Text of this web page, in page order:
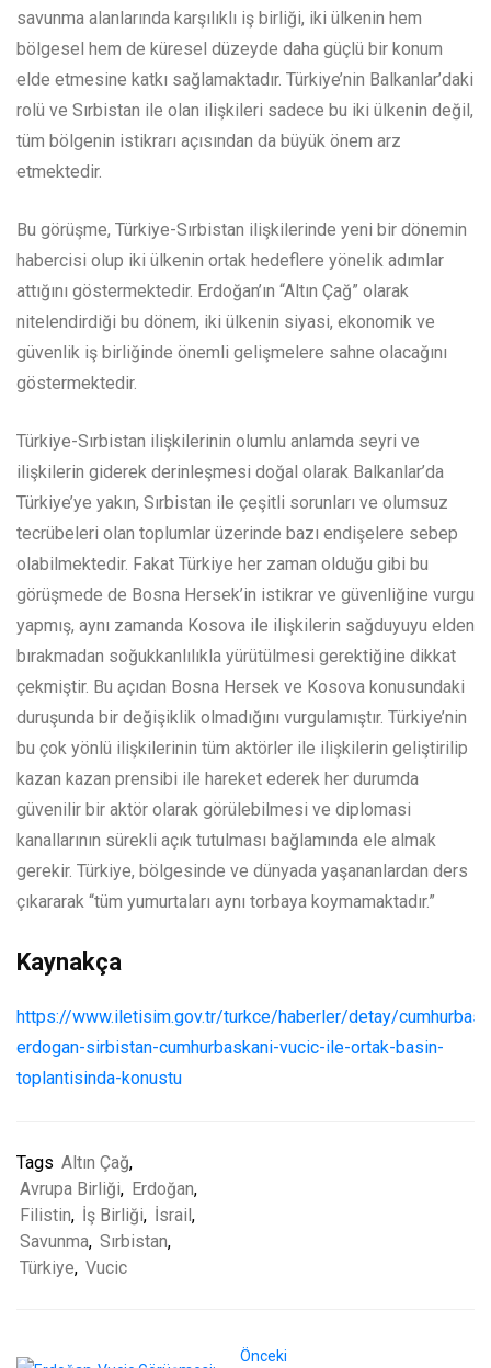
savunma alanlarında karşılıklı iş birliği, iki ülkenin hem
bölgesel hem de küresel düzeyde daha güçlü bir konum
elde etmesine katkı sağlamaktadır. Türkiye’nin Balkanlar’daki
rolü ve Sırbistan ile olan ilişkileri sadece bu iki ülkenin değil,
tüm bölgenin istikrarı açısından da büyük önem arz
etmektedir.
Bu görüşme, Türkiye-Sırbistan ilişkilerinde yeni bir dönemin
habercisi olup iki ülkenin ortak hedeflere yönelik adımlar
attığını göstermektedir. Erdoğan’ın “Altın Çağ” olarak
nitelendirdiği bu dönem, iki ülkenin siyasi, ekonomik ve
güvenlik iş birliğinde önemli gelişmelere sahne olacağını
göstermektedir.
Türkiye-Sırbistan ilişkilerinin olumlu anlamda seyri ve
ilişkilerin giderek derinleşmesi doğal olarak Balkanlar’da
Türkiye’ye yakın, Sırbistan ile çeşitli sorunları ve olumsuz
tecrübeleri olan toplumlar üzerinde bazı endişelere sebep
olabilmektedir. Fakat Türkiye her zaman olduğu gibi bu
görüşmede de Bosna Hersek’in istikrar ve güvenliğine vurgu
yapmış, aynı zamanda Kosova ile ilişkilerin sağduyuyu elden
bırakmadan soğukkanlılıkla yürütülmesi gerektiğine dikkat
çekmiştir. Bu açıdan Bosna Hersek ve Kosova konusundaki
duruşunda bir değişiklik olmadığını vurgulamıştır. Türkiye’nin
bu çok yönlü ilişkilerinin tüm aktörler ile ilişkilerin geliştirilip
kazan kazan prensibi ile hareket ederek her durumda
güvenilir bir aktör olarak görülebilmesi ve diplomasi
kanallarının sürekli açık tutulması bağlamında ele almak
gerekir. Türkiye, bölgesinde ve dünyada yaşananlardan ders
çıkararak “tüm yumurtaları aynı torbaya koymamaktadır.”
Kaynakça
https://www.iletisim.gov.tr/turkce/haberler/detay/
erdogan-sirbistan-cumhurbaskani-vucic-ile-ortak-basin-
toplantisinda-konustu
Tags Altın Çağ,
Avrupa Birliği, Erdoğan,
Filistin, İş Birliği, İsrail ,
Savunma, Sırbistan,
Türkiye, Vucic
Önceki